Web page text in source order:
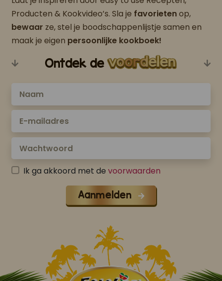
Producten & Kookvideo’s. Sla je favorietenop,
bewaar ze, stel je boodschappenlijstje samen en
maak je eigen persoonlijke kookboek!
Ontdek de
Ik ga akkoord met de voorwaarden
Aanmelden